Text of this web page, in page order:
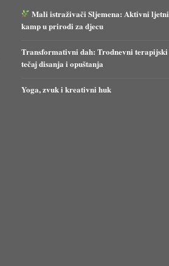
Mali istraživači Sljemena: Aktivni ljetni
kamp u prirodi za djecu
Transformativni dah: Trodnevni terapijski
tečaj disanja i opuštanja
Yoga, zvuk i kreativni huk